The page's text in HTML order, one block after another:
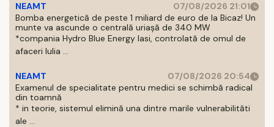
NEAMT
07/08/2026 21:01
Bomba energetică de peste 1 miliard de euro de la Bicaz! Un
munte va ascunde o centrală uriașă de 340 MW
*compania Hydro Blue Energy Iasi, controlată de omul de
afaceri Iulia ...
NEAMT
07/08/2026 20:54
Examenul de specialitate pentru medici se schimbă radical
din toamnă
* in teorie, sistemul elimină una dintre marile vulnerabilităti
ale ...